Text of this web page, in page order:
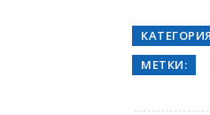
МЕТКИ: